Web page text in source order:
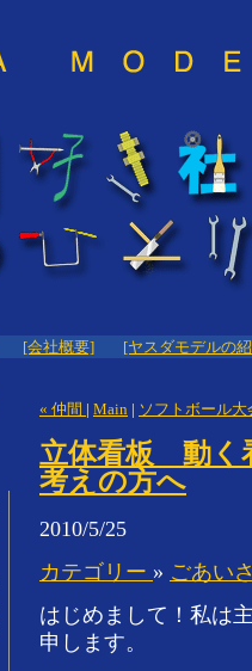
[会社概要] [ヤスダモデルの
« 仲間 | Main | ソフトボール大
立体看板 動く
考えの方へ
2010/5/25
カテゴリー » ごあい
はじめまして！私は
申します。